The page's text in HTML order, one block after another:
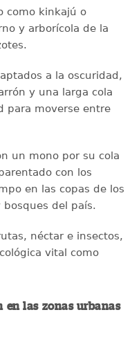
como kinkajú o
y arborícola de la
a la oscuridad,
y una larga cola
para moverse entre
un mono por su cola
con los
en las copas de los
bosques del país.
néctar e insectos,
vital como
en las zonas urbanas